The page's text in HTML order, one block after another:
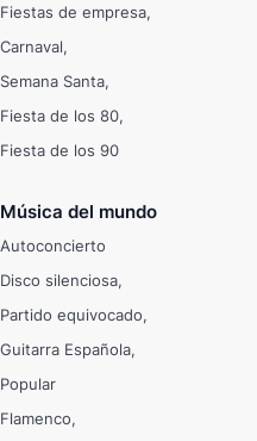
Fiestas de empresa
Carnaval
Semana Santa
Fiesta de los 80
Fiesta de los 90
Música del mundo
Autoconcierto
Disco silenciosa
Partido equivocado
Guitarra Española
Popular
Flamenco